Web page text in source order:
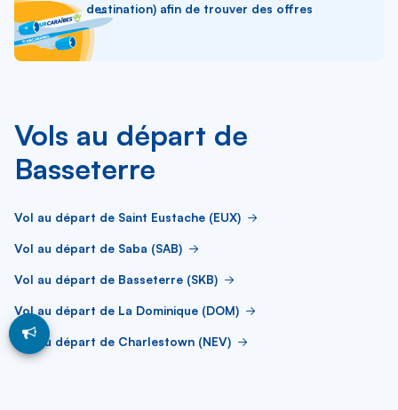
destination) afin de trouver des offres
Vols au départ de
Basseterre
Vol au départ de Saint Eustache (EUX)
Vol au départ de Saba (SAB)
Vol au départ de Basseterre (SKB)
Vol au départ de La Dominique (DOM)
Vol au départ de Charlestown (NEV)